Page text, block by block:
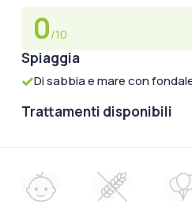
0/10
Spiaggia
Di sabbia e mare con
Trattamenti disponibili